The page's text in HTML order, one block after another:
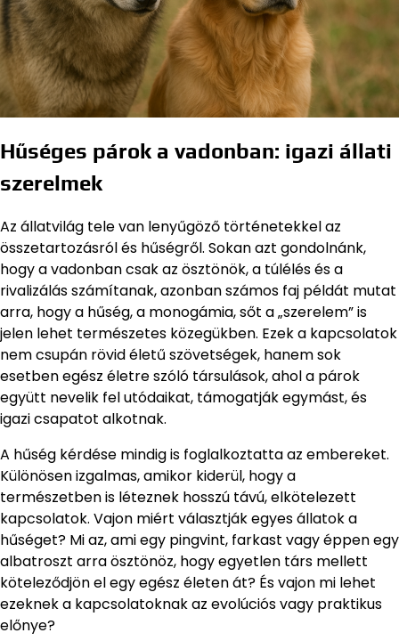
Hűséges párok a vadonban: igazi állati
szerelmek
Az állatvilág tele van lenyűgöző történetekkel az
összetartozásról és hűségről. Sokan azt gondolnánk,
hogy a vadonban csak az ösztönök, a túlélés és a
rivalizálás számítanak, azonban számos faj példát mutat
arra, hogy a hűség, a monogámia, sőt a „szerelem” is
jelen lehet természetes közegükben. Ezek a kapcsolatok
nem csupán rövid életű szövetségek, hanem sok
esetben egész életre szóló társulások, ahol a párok
együtt nevelik fel utódaikat, támogatják egymást, és
igazi csapatot alkotnak.
A hűség kérdése mindig is foglalkoztatta az embereket.
Különösen izgalmas, amikor kiderül, hogy a
természetben is léteznek hosszú távú, elkötelezett
kapcsolatok. Vajon miért választják egyes állatok a
hűséget? Mi az, ami egy pingvint, farkast vagy éppen egy
albatroszt arra ösztönöz, hogy egyetlen társ mellett
köteleződjön el egy egész életen át? És vajon mi lehet
ezeknek a kapcsolatoknak az evolúciós vagy praktikus
előnye?